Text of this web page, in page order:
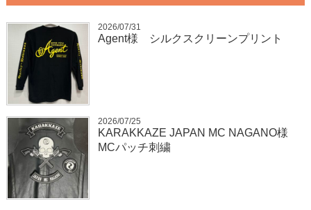
2026/07/31
Agent様 シルクスクリーンプリント
2026/07/25
KARAKKAZE JAPAN MC NAGANO様
MCパッチ刺繍